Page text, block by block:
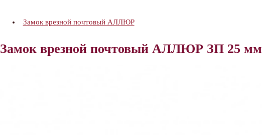
Замок врезной почтовый АЛЛЮР
Замок врезной почтовый АЛЛЮР ЗП 25 мм